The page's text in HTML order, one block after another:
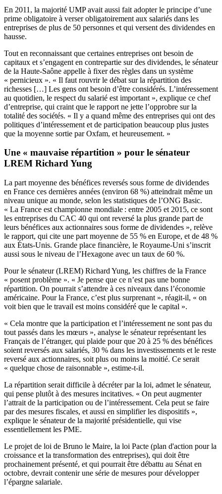
En 2011, la majorité UMP avait aussi fait adopter le principe d’une
prime obligatoire à verser obligatoirement aux salariés dans les
entreprises de plus de 50 personnes et qui versent des dividendes en
hausse.
Tout en reconnaissant que certaines entreprises ont besoin de
capitaux et s’engagent en contrepartie sur des dividendes, le sénateur
de la Haute-Saône appelle à fixer des règles dans un système
« pernicieux ». « Il faut rouvrir le débat sur la répartition des
richesses […] Les gens ont besoin d’être considérés. L’intéressement
au quotidien, le respect du salarié est important », explique ce chef
d’entreprise, qui craint que le rapport ne jette l’opprobre sur la
totalité des sociétés. « Il y a quand même des entreprises qui ont des
politiques d’intéressement et de participation beaucoup plus justes
que la moyenne sortie par Oxfam, et heureusement. »
Une « mauvaise répartition » pour le sénateur
LREM Richard Yung
La part moyenne des bénéfices reversés sous forme de dividendes
en France ces dernières années (environ 68 %) atteindrait même un
niveau unique au monde, selon les statistiques de l’ONG Basic.
« La France est championne mondiale : entre 2005 et 2015, ce sont
les entreprises du CAC 40 qui ont reversé la plus grande part de
leurs bénéfices aux actionnaires sous forme de dividendes », relève
le rapport, qui cite une part moyenne de 55 % en Europe, et de 48 %
aux États-Unis. Grande place financière, le Royaume-Uni s’inscrit
aussi sous le niveau de l’Hexagone avec un taux de 60 %.
Pour le sénateur (LREM) Richard Yung, les chiffres de la France
« posent problème ». « Je pense que ce n’est pas une bonne
répartition. On pourrait s’attendre à ces niveaux dans l’économie
américaine. Pour la France, c’est plus surprenant », réagit-il, « on
voit bien que le travail est moins considéré que le capital ».
« Cela montre que la participation et l’intéressement ne sont pas du
tout passés dans les mœurs », analyse le sénateur représentant les
Français de l’étranger, qui plaide pour que 20 à 25 % des bénéfices
soient reversés aux salariés, 30 % dans les investissements et le reste
reversé aux actionnaires, soit plus ou moins la moitié. Ce serait
« quelque chose de raisonnable », estime-t-il.
La répartition serait difficile à décréter par la loi, admet le sénateur,
qui pense plutôt à des mesures incitatives. « On peut augmenter
l’attrait de la participation ou de l’intéressement. Cela peut se faire
par des mesures fiscales, et aussi en simplifier les dispositifs »,
explique le sénateur de la majorité présidentielle, qui vise
essentiellement les PME.
Le projet de loi de Bruno le Maire, la loi Pacte (plan d'action pour la
croissance et la transformation des entreprises), qui doit être
prochainement présenté, et qui pourrait être débattu au Sénat en
octobre, devrait contenir une série de mesures pour développer
l’épargne salariale.